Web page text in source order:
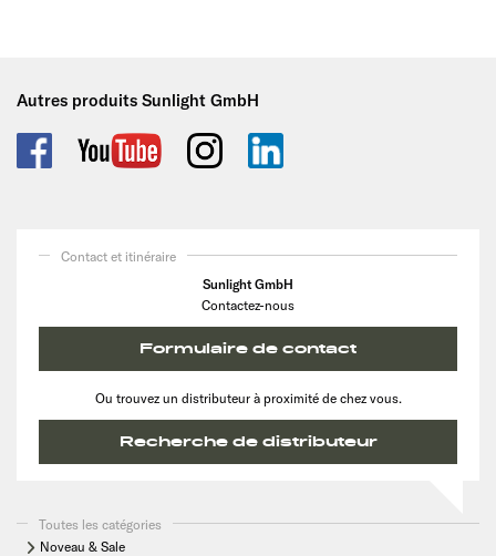
Autres produits Sunlight GmbH
Contact et itinéraire
Sunlight GmbH
Contactez-nous
Formulaire de contact
Ou trouvez un distributeur à proximité de chez vous.
Recherche de distributeur
Toutes les catégories
Noveau & Sale